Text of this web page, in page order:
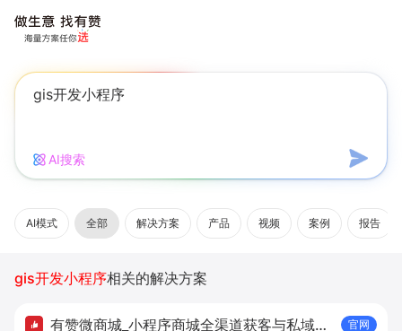
AI搜索
AI模式 全部 解决方案 产品 视频 案例 报告
gis开发小程序相关的解决方案
有赞微商城_小程序商城全渠道获客与私域复
官网